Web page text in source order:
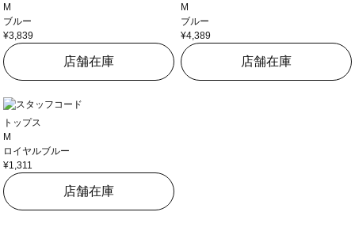
M
ブルー
¥3,839
店舗在庫
M
ブルー
¥4,389
店舗在庫
トップス
M
ロイヤルブルー
¥1,311
店舗在庫